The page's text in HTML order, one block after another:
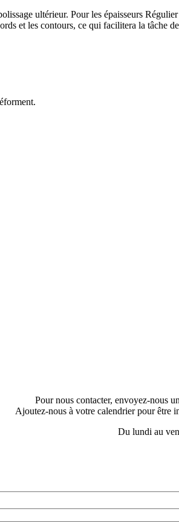
ultérieur. Pour les épaisseurs
et les contours, ce qui facilitera la tâche
Pour nous contacter, envoyez-nous
Ajoutez-nous à votre calendrier pour être
Du lundi au